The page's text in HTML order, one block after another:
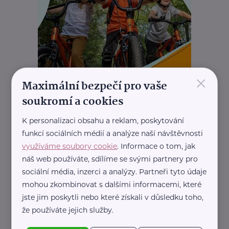
REKLAMA
Další články
×
Maximální bezpečí pro vaše
soukromí a cookies
K personalizaci obsahu a reklam, poskytování
funkcí sociálních médií a analýze naší návštěvnosti
využíváme soubory cookie. Informace o tom, jak
náš web používáte, sdílíme se svými partnery pro
sociální média, inzerci a analýzy. Partneři tyto údaje
mohou zkombinovat s dalšími informacemi, které
jste jim poskytli nebo které získali v důsledku toho,
že používáte jejich služby.